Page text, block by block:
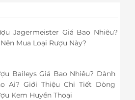
Jagermeister Giá Bao Nhiêu?
Mua Loại Rượu Này?
Baileys Giá Bao Nhiêu? Dành
Ai? Giới Thiệu Chi Tiết Dòng
Kem Huyền Thoại